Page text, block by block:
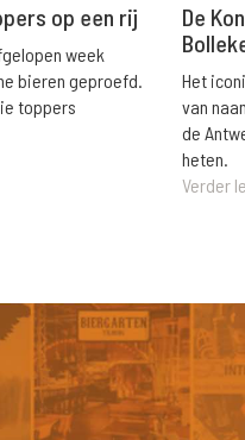
op een rij
week
bieren geproefd.
toppers
De
Het
van
de
heten.
Verder